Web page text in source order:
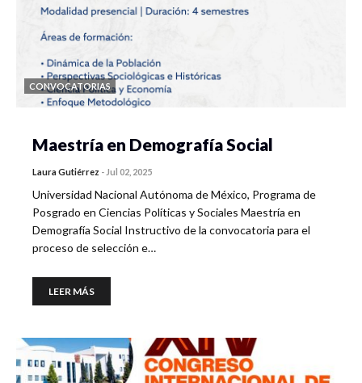
CONVOCATORIAS
Maestría en Demografía Social
Laura Gutiérrez - Jul 02, 2025
Universidad Nacional Autónoma de México, Programa de
Posgrado en Ciencias Políticas y Sociales Maestría en
Demografía Social Instructivo de la convocatoria para el
proceso de selección e…
LEER MÁS